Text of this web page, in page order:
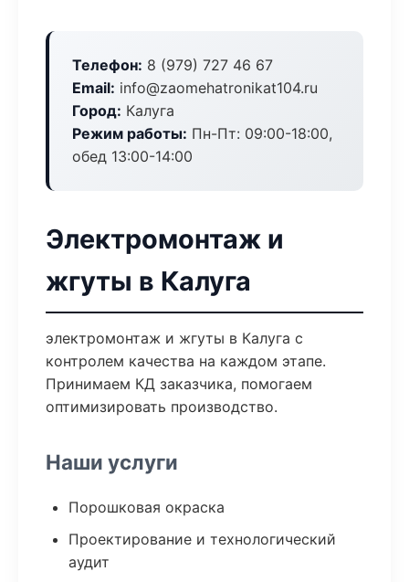
Телефон: 8 (979) 727 46 67
Email: info@zaomehatronikat104.ru
Город: Калуга
Режим работы: Пн-Пт: 09:00-18:00,
обед 13:00-14:00
Электромонтаж и
жгуты в Калуга
электромонтаж и жгуты в Калуга с
контролем качества на каждом этапе.
Принимаем КД заказчика, помогаем
оптимизировать производство.
Наши услуги
Порошковая окраска
Проектирование и технологический
аудит